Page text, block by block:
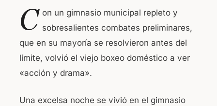
c
e
b
o
o
k
at
s
A
p
p
C on un gimnasio municipal repleto y
sobresalientes combates preliminares,
que en su mayoría se resolvieron antes del
límite, volvió el viejo boxeo doméstico a ver
«acción y drama».
Una excelsa noche se vivió en el gimnasio